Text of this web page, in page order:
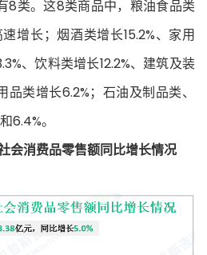
8类。这8类商品中，粮油食品类
增长；烟酒类增长15.2%、家用
、饮料类增长12.2%、建筑及装
类增长6.2%；石油及制品类、
6.4%。
会消费品零售额同比增长情况